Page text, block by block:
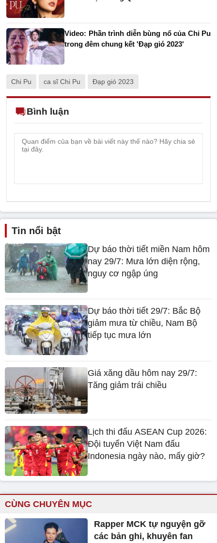
Video: Phần trình diễn bùng nổ của Chi Pu
trong đêm chung kết 'Đạp gió 2023'
Chi Pu ca sĩ Chi Pu Đạp gió 2023
Bình luận
Tin nổi bật
Dự báo thời tiết miền Nam hôm
nay 29/7: Mưa lớn diện rộng,
nguy cơ ngập úng
Dự báo thời tiết 29/7: Bắc Bộ
giảm mưa từ chiều, Nam Bộ
tiếp tục mưa lớn
Giá xăng dầu hôm nay 29/7:
Tăng giảm trái chiều
Lịch thi đấu ASEAN Cup 2026:
Đội tuyển Việt Nam đấu
Indonesia ngày nào, mấy giờ?
CÙNG CHUYÊN MỤC
Rapper MCK tự nguyện gỡ
các bản ghi, khuyên fan